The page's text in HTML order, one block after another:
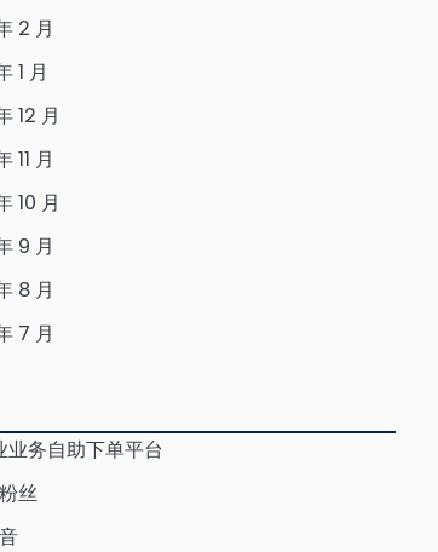
2 月
1 月
12 月
11 月
10 月
9 月
8 月
7 月
业务自助下单平台
丝